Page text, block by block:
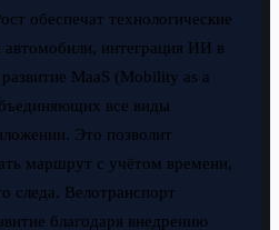
обеспечат технологические
интеграция ИИ в
MaaS (Mobility as a
все виды
Это позволит
маршрут с учётом времени,
следа. Велотранспорт
благодаря внедрению